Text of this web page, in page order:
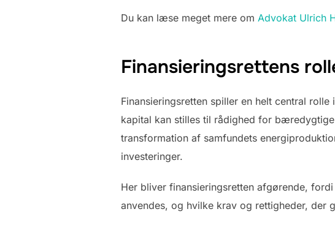
Du kan læse meget mere om Advokat Ulrich
Finansieringsrettens
Finansieringsretten spiller en helt central
kapital kan stilles til rådighed for
transformation af samfundets
investeringer.
Her bliver finansieringsretten afgørende,
anvendes, og hvilke krav og rettigheder, der